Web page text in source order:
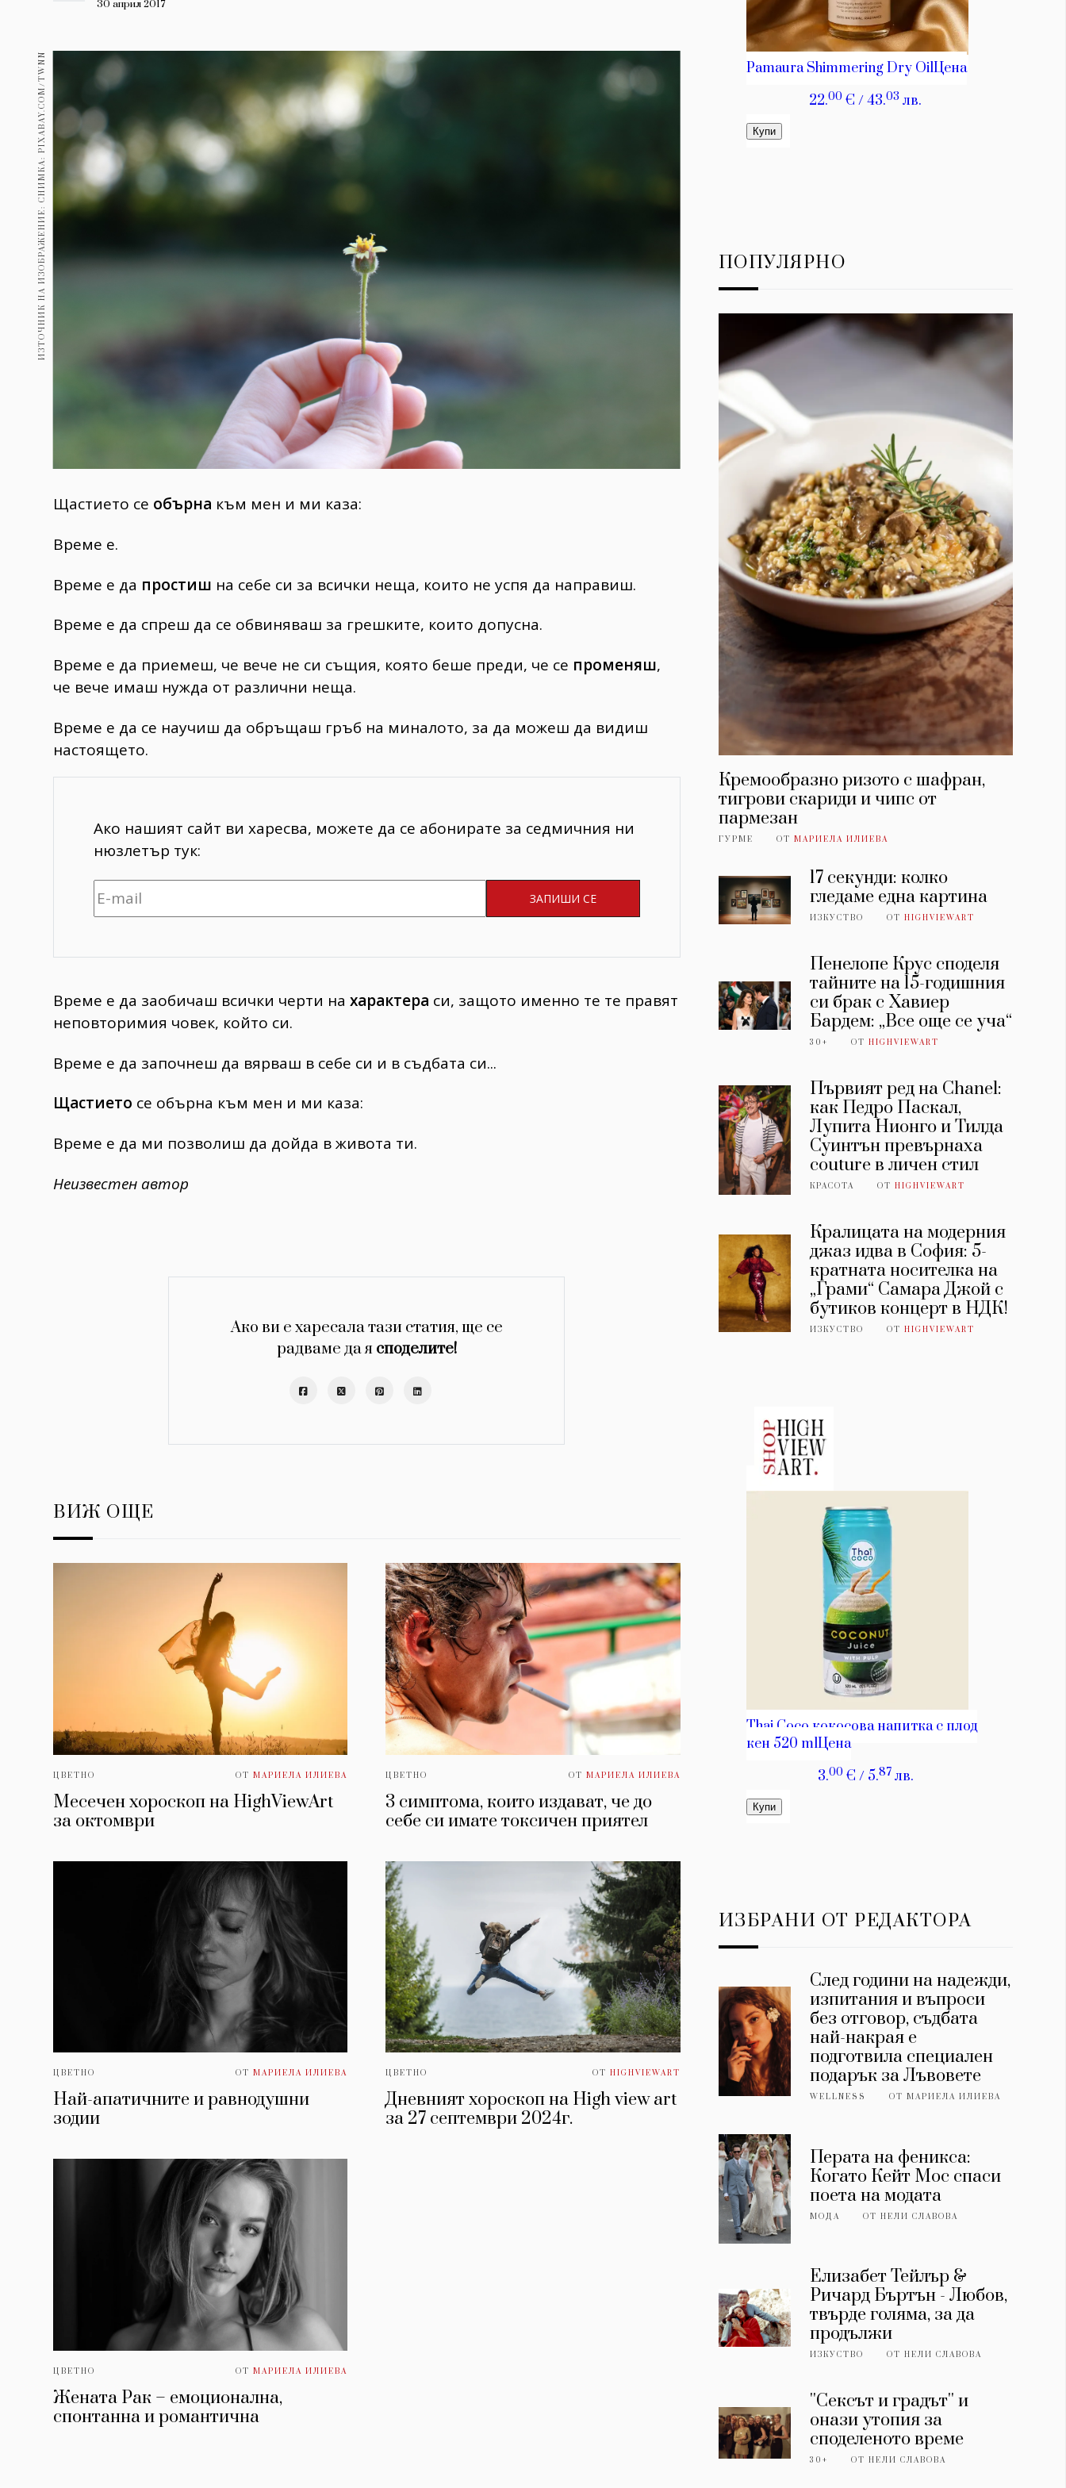
Здраве
Gentlemen
Wellness 1816
ПОСЛЕДВАЙТЕ
НИ
30 април 2017
ИЗТОЧНИК НА ИЗОБРАЖЕНИЕ: СНИМКА: PIXABAY.COM/TWNN
Щастието се обърна към мен и ми каза:
Време е.
Време е да простиш на себе си за всички неща, които не успя да направиш.
Време е да спреш да се обвиняваш за грешките, които допусна.
Време е да приемеш, че вече не си същия, която беше преди, че се променяш,
че вече имаш нужда от различни неща.
Време е да се научиш да обръщаш гръб на миналото, за да можеш да видиш
настоящето.
Ако нашият сайт ви харесва, можете да се абонирате за седмичния ни
нюзлетър тук:
Време е да заобичаш всички черти на характера си, защото именно те те правят
неповторимия човек, който си.
Време е да започнеш да вярваш в себе си и в съдбата си...
Щастието се обърна към мен и ми каза:
Време е да ми позволиш да дойда в живота ти.
Неизвестен автор
Ако ви е харесала тази статия, ще се
радваме да я споделите!
ВИЖ ОЩЕ
ЦВЕТНО ОТМАРИЕЛА ИЛИЕВА
Месечен хороскоп на HighViewArt
за oктомври
ЦВЕТНО ОТ МАРИЕЛА ИЛИЕВА
3 симптома, които издават, че до
себе си имате токсичен приятел
ЦВЕТНО ОТМАРИЕЛА ИЛИЕВА
Най-апатичните и равнодушни
зодии
ЦВЕТНО ОТ HIGHVIEWART
Дневният хороскоп на High view art
за 27 септември 2024г.
ЦВЕТНО ОТМАРИЕЛА ИЛИЕВА
Жената Рак – емоционална,
спонтанна и романтична
ПОПУЛЯРНО
Кремообразно ризото с шафран,
тигрови скариди и чипс от
пармезан
ГУРМЕ ОТ МАРИЕЛА ИЛИЕВА
17 секунди: колко
гледаме една картина
ИЗКУСТВО ОТHIGHVIEWART
Пенелопе Крус споделя
тайните на 15-годишния
си брак с Хавиер
Бардем: „Все още се уча“
30+ ОТHIGHVIEWART
Първият ред на Chanel:
как Педро Паскал,
Лупита Нионго и Тилда
Суинтън превърнаха
couture в личен стил
КРАСОТА ОТHIGHVIEWART
Кралицата на модерния
джаз идва в София: 5-
кратната носителка на
„Грами“ Самара Джой с
бутиков концерт в НДК!
ИЗКУСТВО ОТHIGHVIEWART
ИЗБРАНИ ОТ РЕДАКТОРА
След години на надежди,
изпитания и въпроси
без отговор, съдбата
най-накрая е
подготвила специален
подарък за Лъвовете
WELLNESS ОТМАРИЕЛА ИЛИЕВА
Перата на феникса:
Когато Кейт Мос спаси
поета на модата
МОДА ОТНЕЛИ СЛАВОВА
Елизабет Тейлър &
Ричард Бъртън - Любов,
твърде голяма, за да
продължи
ИЗКУСТВО ОТНЕЛИ СЛАВОВА
''Сексът и градът'' и
онази утопия за
споделеното време
30+ ОТНЕЛИ СЛАВОВА